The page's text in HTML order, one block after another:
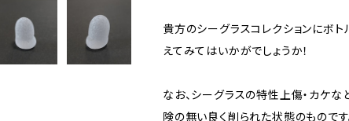
貴方のシーグラスコレクションにボ
えてみてはいかがでしょうか！
なお、シーグラスの特性上傷・カケな
険の無い良く削られた状態のものです